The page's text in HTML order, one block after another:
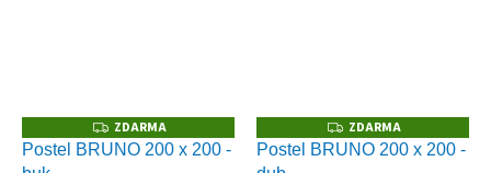
Z
D
A
ZDARMA
Postel BRUNO 200 x 200 -
Z
D
A
ZDARMA
Postel BRUNO 200 x 200 -